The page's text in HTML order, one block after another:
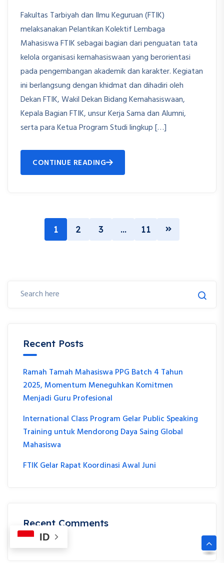
Fakultas Tarbiyah dan Ilmu Keguruan (FTIK)
melaksanakan Pelantikan Kolektif Lembaga
Mahasiswa FTIK sebagai bagian dari penguatan tata
kelola organisasi kemahasiswaan yang berorientasi
pada pengembangan akademik dan karakter. Kegiatan
ini berlangsung dengan khidmat dan dihadiri oleh
Dekan FTIK, Wakil Dekan Bidang Kemahasiswaan,
Kepala Bagian FTIK, unsur Kerja Sama dan Alumni,
serta para Ketua Program Studi lingkup […]
CONTINUE READING
1 2 3 … 11
Recent Posts
Ramah Tamah Mahasiswa PPG Batch 4 Tahun
2025, Momentum Meneguhkan Komitmen
Menjadi Guru Profesional
International Class Program Gelar Public Speaking
Training untuk Mendorong Daya Saing Global
Mahasiswa
FTIK Gelar Rapat Koordinasi Awal Juni
Recent Comments
ID